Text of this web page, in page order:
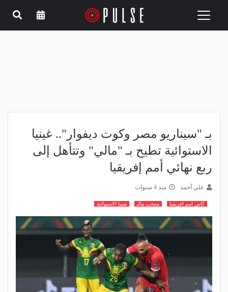
Toggle
بـ "سيناريو مصر وكوت ديفوار".. غينيا
الاستوائية تطيح بـ "مالي" وتتأهل إلى
ربع نهائي أمم إفريقيا
علي أحمد منذ 4 سنوات
كاس امم افريقيا منتخب مالي غينيا الاستوائية